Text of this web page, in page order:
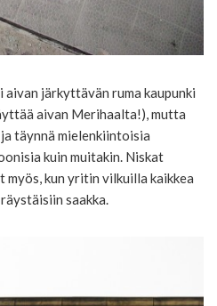
järkyttävän ruma kaupunki
aivan Merihaalta!), mutta
täynnä mielenkiintoisia
kuin muitakin. Niskat
kun yritin vilkuilla kaikkea
saakka.